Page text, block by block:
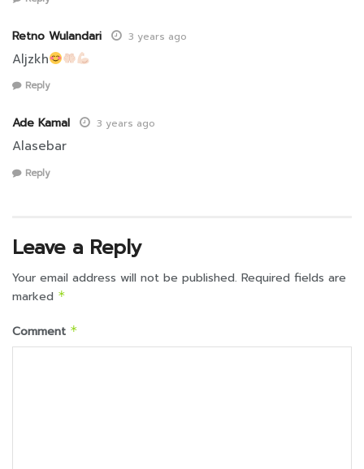
Retno Wulandari 3 years ago
Aljzkh
Reply
Ade Kamal 3 years ago
Alasebar
Reply
Leave a Reply
Your email address will not be published. Required fields are
marked *
Comment *